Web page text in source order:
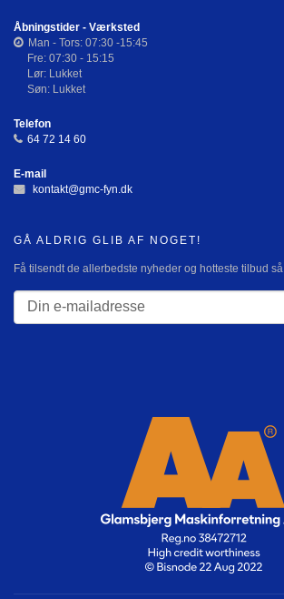
Åbningstider - Værksted
Man - Tors: 07:30 -15:45
Fre: 07:30 - 15:15
Lør: Lukket
Søn: Lukket
Telefon
64 72 14 60
E-mail
kontakt@gmc-fyn.dk
GÅ ALDRIG GLIB AF NOGET!
Få tilsendt de allerbedste nyheder og hotteste tilbud